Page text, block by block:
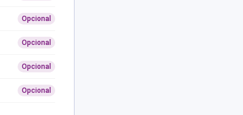
Opcional
Opcional
Opcional
Opcional